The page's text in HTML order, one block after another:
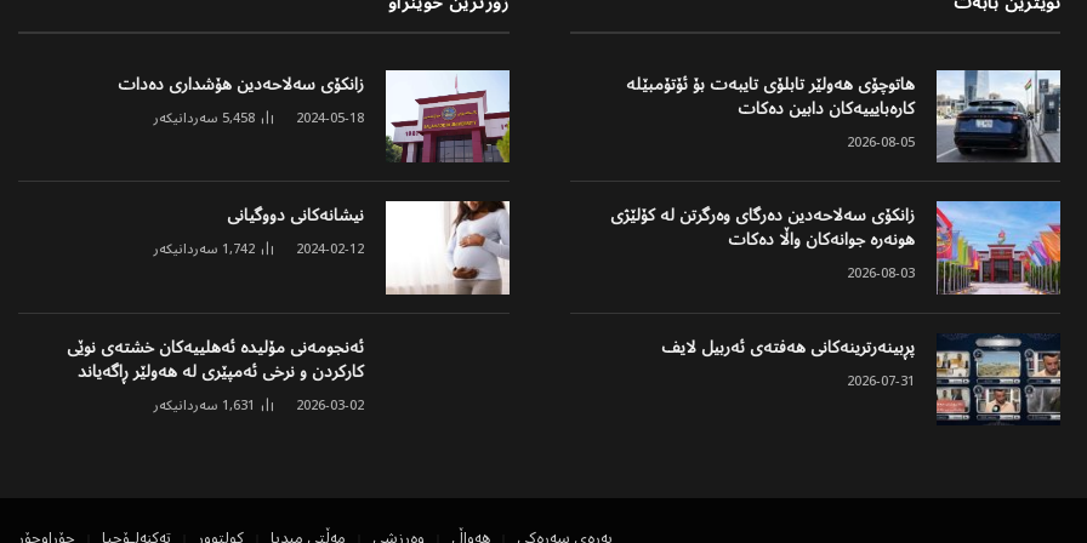
هاتوچۆی هەولێر تابلۆی تایبەت بۆ ئۆتۆمبێلە
کارەبایییەکان دابین دەکات
2026-08-05
زانکۆی سەلاحەدین دەرگای وەرگرتن لە کۆلێژی
هونەرە جوانەکان واڵا دەکات
2026-08-03
پڕبینەرترینەکانی هەفتەی ئەربیل لایف
2026-07-31
زانکۆی سەلاحەدین هۆشداری دەدات
2024-05-18
5,458 سەردانیکەر
نیشانەکانی دووگیانی
2024-02-12
1,742 سەردانیکەر
ئەنجومەنی مۆلیدە ئەهلییەکان خشتەی نوێی
کارکردن و نرخی ئەمپێری لە هەولێر ڕاگەیاند
2026-03-02
1,631 سەردانیکەر